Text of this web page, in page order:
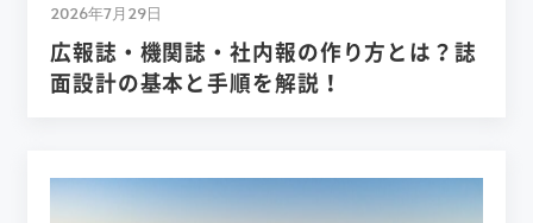
2026年7月29日
広報誌・機関誌・社内報の作り方とは？誌
面設計の基本と手順を解説！